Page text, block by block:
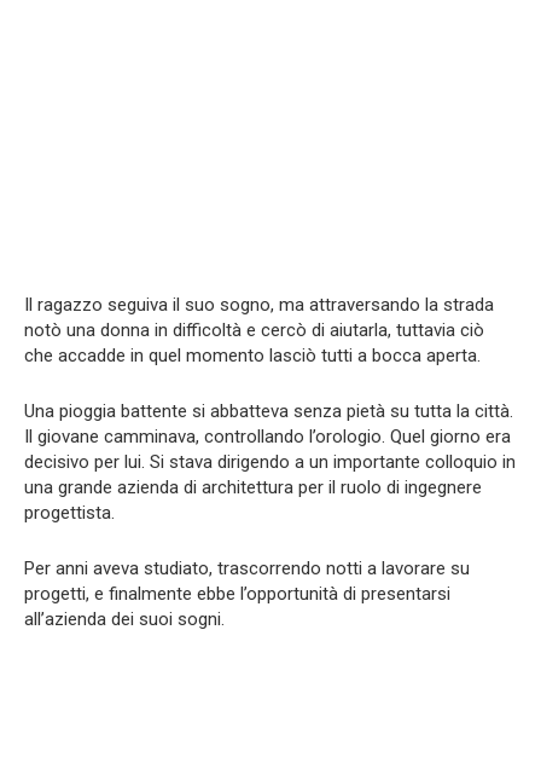
Il ragazzo seguiva il suo sogno, ma attraversando la strada
notò una donna in difficoltà e cercò di aiutarla, tuttavia ciò
che accadde in quel momento lasciò tutti a bocca aperta.
Una pioggia battente si abbatteva senza pietà su tutta la città.
Il giovane camminava, controllando l’orologio. Quel giorno era
decisivo per lui. Si stava dirigendo a un importante colloquio in
una grande azienda di architettura per il ruolo di ingegnere
progettista.
Per anni aveva studiato, trascorrendo notti a lavorare su
progetti, e finalmente ebbe l’opportunità di presentarsi
all’azienda dei suoi sogni.